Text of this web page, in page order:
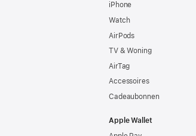
iPhone
Watch
AirPods
TV & Woning
AirTag
Accessoires
Cadeaubonnen
Apple Wallet